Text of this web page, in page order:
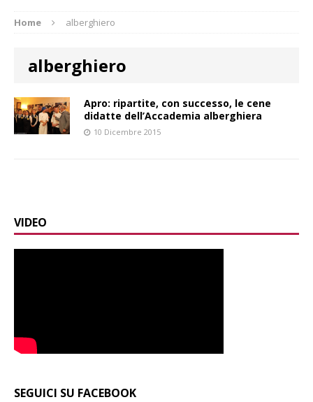
Home alberghiero
alberghiero
Apro: ripartite, con successo, le cene
didatte dell’Accademia alberghiera
10 Dicembre 2015
VIDEO
SEGUICI SU FACEBOOK